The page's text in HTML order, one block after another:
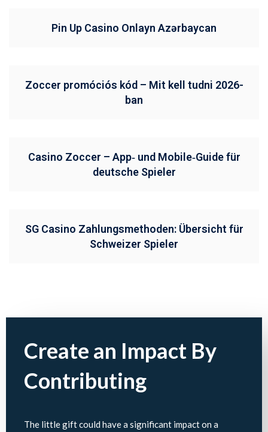
Pin Up Casino Onlayn Azərbaycan
Zoccer promóciós kód – Mit kell tudni 2026-
ban
Casino Zoccer – App‑ und Mobile‑Guide für
deutsche Spieler
SG Casino Zahlungsmethoden: Übersicht für
Schweizer Spieler
Create an Impact By
Contributing
The little gift could have a significant impact on a